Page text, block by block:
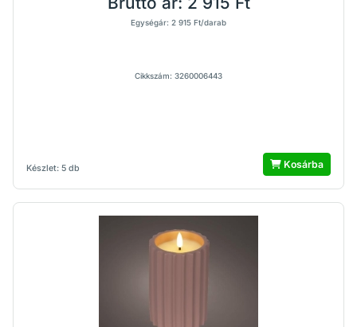
Készlet: 5 db
Egységár: 2 915 Ft/darab
Cikkszám: 3260006443
Kosárba